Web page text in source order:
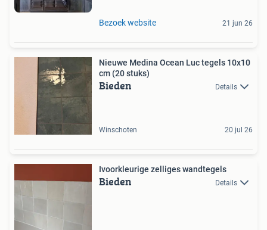
Bezoek website 21 jun 26
Nieuwe Medina Ocean Luc tegels 10x10
cm (20 stuks)
Bieden Details
Winschoten 20 jul 26
Ivoorkleurige zelliges wandtegels
Bieden Details